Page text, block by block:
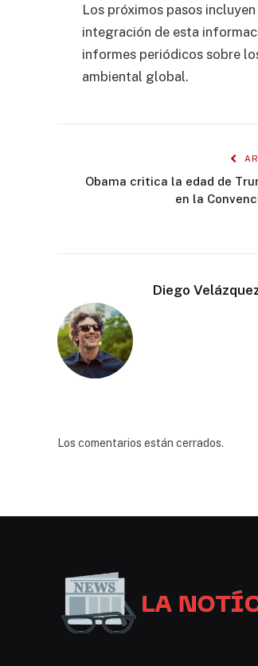
Los próximos pasos
integración de esta
informes periódicos sobre
ambiental global.
Obama critica la edad de
en la
Diego
Los comentarios están cerrados.